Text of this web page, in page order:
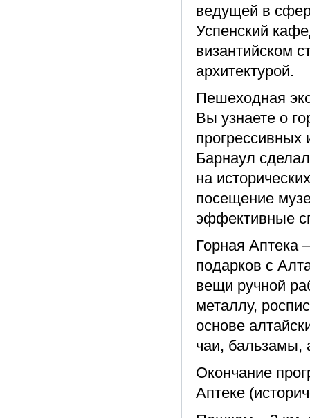
ведущей в
Успенский
византийском
архитектурой.
Пешеходная
Вы узнаете о
прогрессивных
Барнаул
на
посещение
эффективные
Горная Аптека
подарков с
вещи ручной
металлу,
основе
чаи, бальзамы,
Окончание
Аптеке